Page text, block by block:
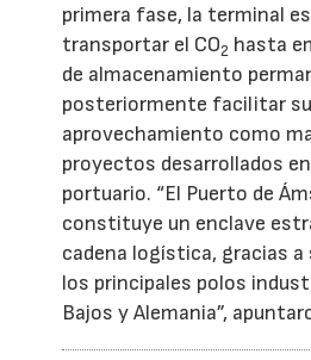
primera fase, la terminal
transportar el CO2 hasta
de almacenamiento
posteriormente facilitar su
aprovechamiento como
proyectos desarrollados
portuario. “El Puerto de
constituye un enclave
cadena logística, gracias
los principales polos
Bajos y Alemania”,